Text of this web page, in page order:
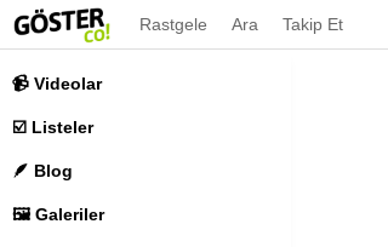
📹 Videolar
☑️ Listeler
🪶 Blog
🖼️ Galeriler
Rastgele Ara Takip Et